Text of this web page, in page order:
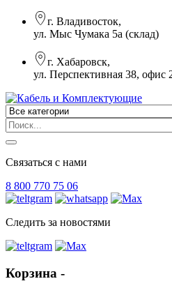
г. Владивосток,
ул. Мыс Чумака 5а (склад)
г. Хабаровск,
ул. Перспективная 38, офис
Связаться с нами
8 800 770 75 06
Следить за новостями
Корзина -